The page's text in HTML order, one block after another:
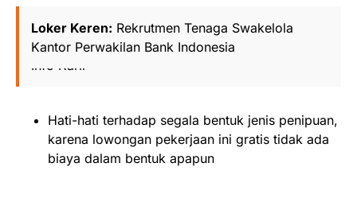
Loker Keren: Rekrutmen Tenaga Swakelola
Kantor Perwakilan Bank Indonesia
Loker Keren: Otoritas Jasa Keuangan (OJK) –
Info Karir
Hati-hati terhadap segala bentuk jenis penipuan,
karena lowongan pekerjaan ini gratis tidak ada
biaya dalam bentuk apapun